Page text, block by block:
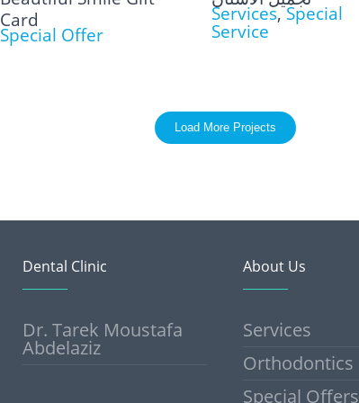
Card
Special Offer
Services,Special
Service
Load More Projects
Dental Clinic
Dr. Tarek Moustafa
Abdelaziz
About Us
Services
Orthodontics
Special Offers